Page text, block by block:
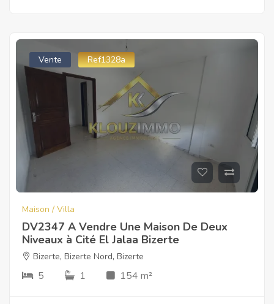
Vente Ref1328a
Maison / Villa
DV2347 A Vendre Une Maison De Deux
Niveaux à Cité El Jalaa Bizerte
Bizerte, Bizerte Nord, Bizerte
5 1 154 m²